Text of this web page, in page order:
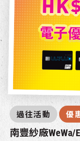
過往活動 優
南豐紗廠WeWa/